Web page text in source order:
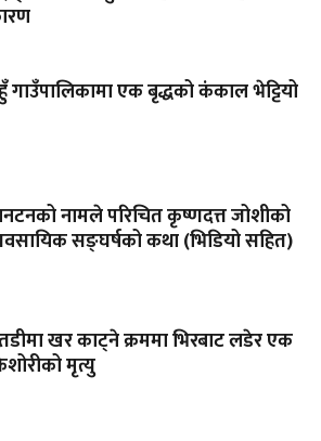
गाउँपालिकामा एक बृद्धको कंकाल भेट्टियो
नामले परिचित कृष्णदत्त जोशीको
सङ्घर्षको कथा (भिडियो सहित)
खर काट्ने क्रममा भिरबाट लडेर एक
मृत्यु